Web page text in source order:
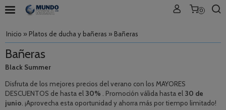
0
Inicio » Platos de ducha y bañeras » Bañeras
Bañeras
Black Summer
Disfruta de los mejores precios del verano con los MAYORES
DESCUENTOS de hasta el 30% . Promoción válida hasta el 30 de
junio . ¡Aprovecha esta oportunidad y ahorra más por tiempo limitado!